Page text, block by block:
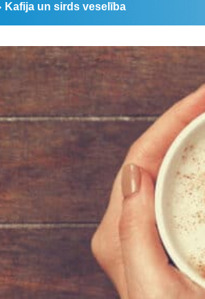
Kafija un sirds veselība